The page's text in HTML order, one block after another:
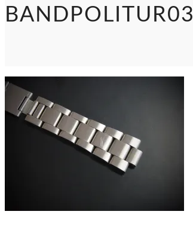
BANDPOLITUR03